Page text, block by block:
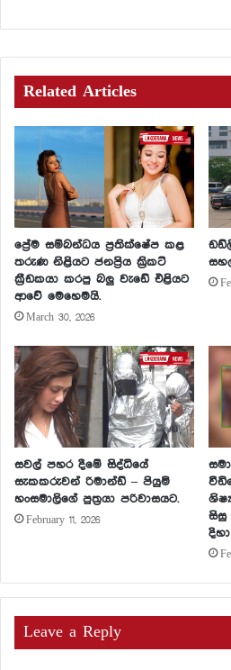
Related Articles
ප්‍රේම සම්බන්ධය ප්‍රතික්ෂේප කළ
තරුණ නිළියට ජනප්‍රිය ක්‍රිකට්
ක්‍රීඩකයා කරපු බලු වැඩේ එළියට
ආවේ මෙහෙමයි.
March 30, 2026
සවල් පහර දීමේ සිද්ධියේ
සැකකරුවන් රිමාන්ඩ් – පියුමි
හංසමාලිගේ පුත්‍රයා පරිවාසයට.
February 11, 2026
සිසු
Leave a Reply